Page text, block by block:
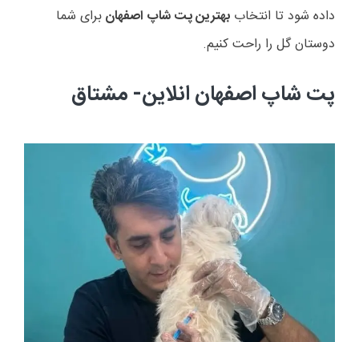
داده شود تا انتخاب بهترین پت شاپ اصفهانبرای شما
دوستان گل را راحت کنیم.
پت شاپ اصفهان انلاین- مشتاق